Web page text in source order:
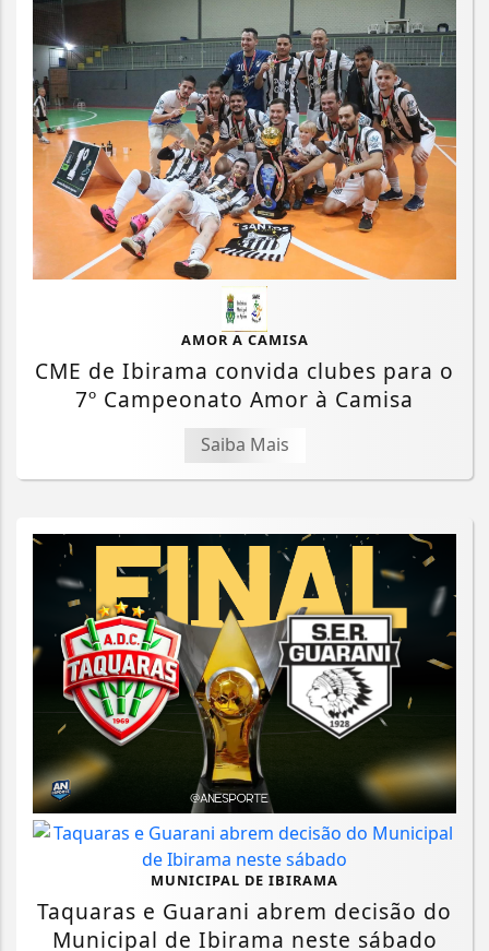
AMOR A CAMISA
CME de Ibirama convida clubes para o
7º Campeonato Amor à Camisa
Saiba Mais
MUNICIPAL DE IBIRAMA
Taquaras e Guarani abrem decisão do
Municipal de Ibirama neste sábado